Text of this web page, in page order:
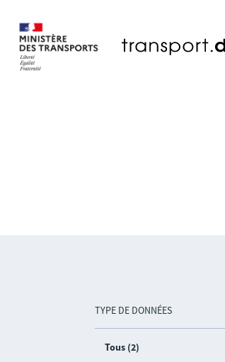
TYPE DE DONNÉES
Tous (2)